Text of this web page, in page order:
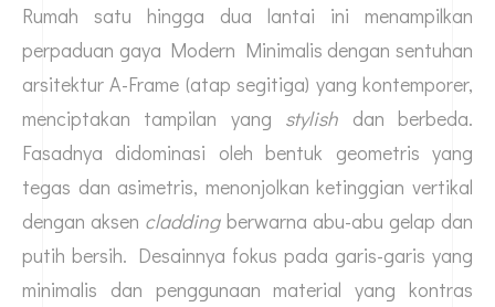
Rumah satu hingga dua lantai ini menampilkan
perpaduan gaya Modern Minimalis dengan sentuhan
arsitektur A-Frame (atap segitiga) yang kontemporer,
menciptakan tampilan yang stylish dan berbeda.
Fasadnya didominasi oleh bentuk geometris yang
tegas dan asimetris, menonjolkan ketinggian vertikal
dengan aksen claddingberwarna abu-abu gelap dan
putih bersih. Desainnya fokus pada garis-garis yang
minimalis dan penggunaan material yang kontras